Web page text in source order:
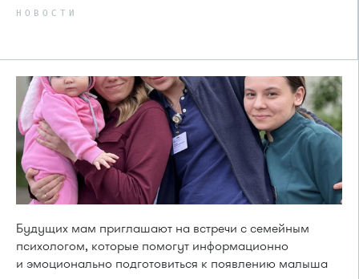
НОВОСТИ
Будущих мам приглашают на встречи с семейным
психологом, которые помогут информационно
и эмоционально подготовиться к появлению малыша